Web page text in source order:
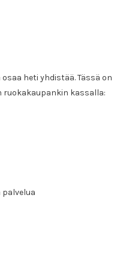
heti yhdistää. Tässä on
ruokakaupankin kassalla: